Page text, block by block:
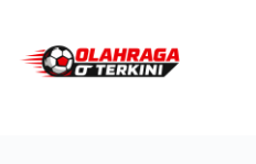
content